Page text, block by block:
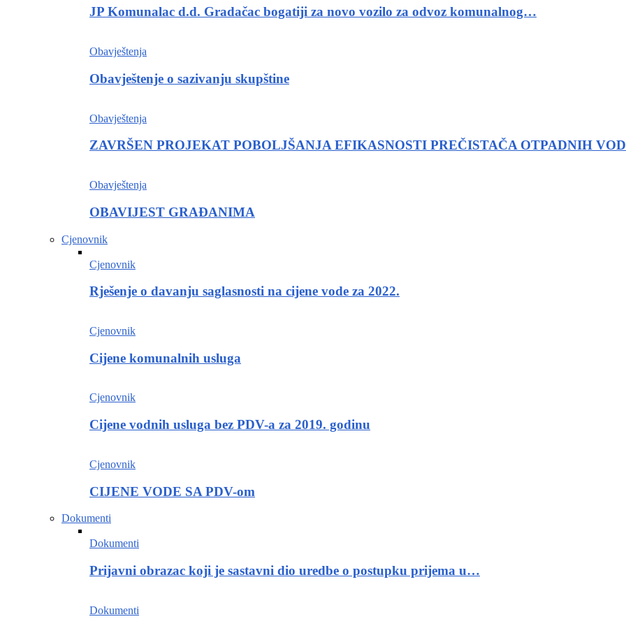
JP Komunalac d.d. Gradačac bogatiji za novo vozilo za odvoz komunalnog…
Obavještenja
Obavještenje o sazivanju skupštine
Obavještenja
ZAVRŠEN PROJEKAT POBOLJŠANJA EFIKASNOSTI PREČISTAČA OTPADNIH
Obavještenja
OBAVIJEST GRAĐANIMA
Cjenovnik
Cjenovnik
Rješenje o davanju saglasnosti na cijene vode za 2022.
Cjenovnik
Cijene komunalnih usluga
Cjenovnik
Cijene vodnih usluga bez PDV-a za 2019. godinu
Cjenovnik
CIJENE VODE SA PDV-om
Dokumenti
Dokumenti
Prijavni obrazac koji je sastavni dio uredbe o postupku prijema u…
Dokumenti